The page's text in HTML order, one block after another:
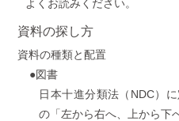
よくお読みください。
資料の探し方
資料の種類と配置
●図書
日本十進分類法（NDC）
の「左から右へ、上から下